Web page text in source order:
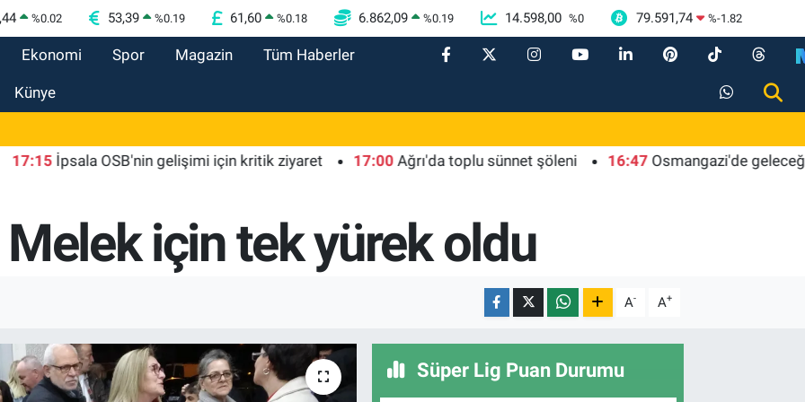
%0.02 53,39 %0.19 61,60 %0.18 6.862,09 %0.19 14.598,00 %0 79.591,74 %-1.82
Ekonomi Spor Magazin Tüm Haberler
Künye
İpsala OSB'nin gelişimi için kritik ziyaret 17:00 Ağrı'da toplu sünnet şöleni 16:47 Osmangazi'de geleceğin
için tek yürek oldu
A- A+
Süper Lig Puan Durumu